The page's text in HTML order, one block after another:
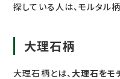
探している人は、モルタル
大理石柄
大理石柄とは、 大理石をモ